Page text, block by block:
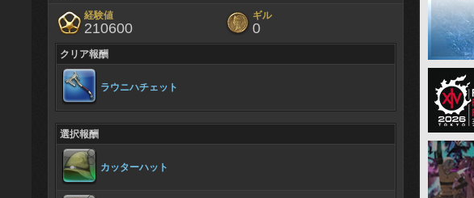
経験値
210600
ギル
0
クリア報酬
ラウニハチェット
選択報酬
カッターハット